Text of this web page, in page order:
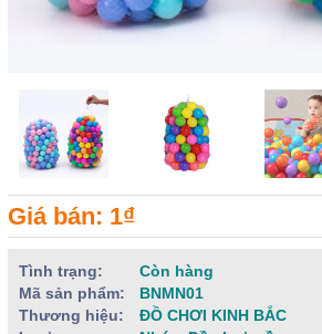
Giá bán: 1₫
Tình trạng:
Còn hàng
Mã sản phẩm:
BNMN01
Thương hiệu:
ĐỒ CHƠI KINH BẮC